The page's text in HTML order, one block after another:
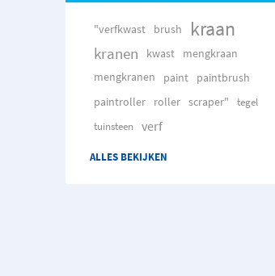
"verfkwast brush kraan
kranen kwast mengkraan
mengkranen paint
paintbrush
paintroller
roller scraper"
tegel
tuinsteen
verf
ALLES BEKIJKEN